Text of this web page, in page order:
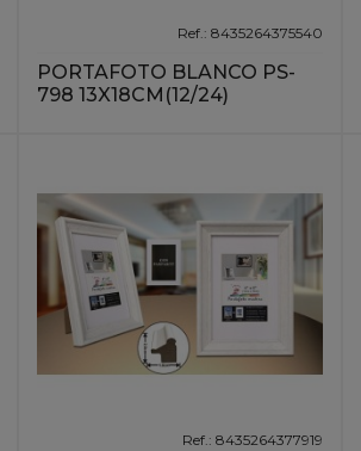
Ref.: 8435264375540
PORTAFOTO BLANCO PS-
798 13X18CM(12/24)
Ref.: 8435264377919